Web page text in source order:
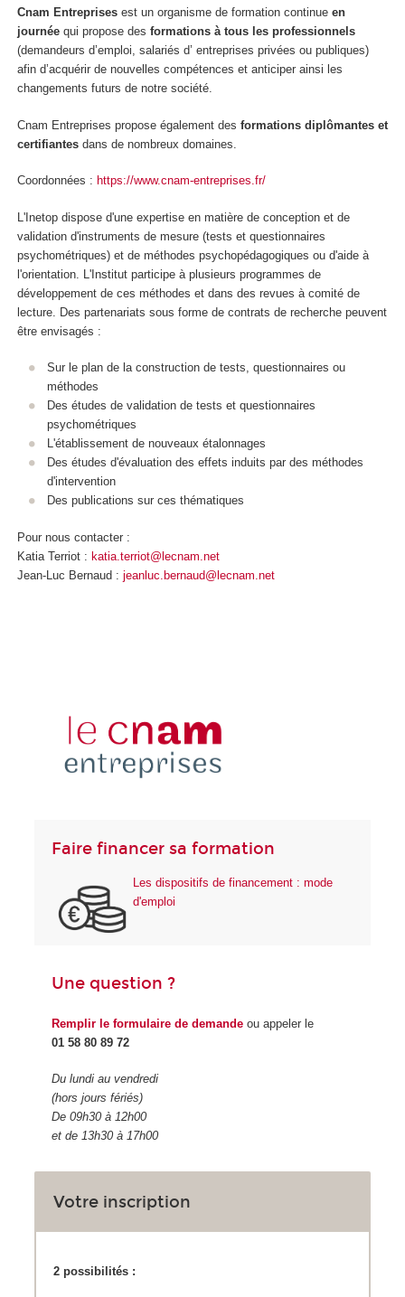
Cnam Entreprises est un organisme de formation continue en
journée qui propose des formations à tous les professionnels
(demandeurs d’emploi, salariés d’ entreprises privées ou publiques)
afin d’acquérir de nouvelles compétences et anticiper ainsi les
changements futurs de notre société.
Cnam Entreprises propose également des formations diplômantes et
certifiantes dans de nombreux domaines.
Coordonnées : https://www.cnam-entreprises.fr/
L'Inetop dispose d'une expertise en matière de conception et de
validation d'instruments de mesure (tests et questionnaires
psychométriques) et de méthodes psychopédagogiques ou d'aide à
l'orientation. L'Institut participe à plusieurs programmes de
développement de ces méthodes et dans des revues à comité de
lecture. Des partenariats sous forme de contrats de recherche peuvent
être envisagés :
Sur le plan de la construction de tests, questionnaires ou
méthodes
Des études de validation de tests et questionnaires
psychométriques
L'établissement de nouveaux étalonnages
Des études d'évaluation des effets induits par des méthodes
d'intervention
Des publications sur ces thématiques
Pour nous contacter :
Katia Terriot : katia.terriot@lecnam.net
Jean-Luc Bernaud : jeanluc.bernaud@lecnam.net
Faire financer sa formation
Les dispositifs de financement : mode
d'emploi
Une question ?
Remplir le formulaire de demande ou appeler le
01 58 80 89 72
Du lundi au vendredi
(hors jours fériés)
De 09h30 à 12h00
et de 13h30 à 17h00
Votre inscription
2 possibilités :